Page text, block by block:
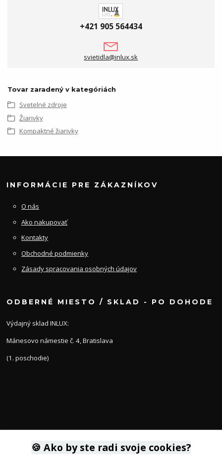
+421 905 564434
svietidla@inlux.sk
Tovar zaradený v kategóriách
Svetelné zdroje
Žiarivky
Kompaktné žiarivky
INFORMÁCIE PRE ZÁKAZNÍKOV
O nás
Ako nakupovať
Kontakty
Obchodné podmienky
Zásady spracovania osobných údajov
ODBERNÉ MIESTO / SKLAD - PO DOHODE
Výdajný sklad INLUX:
Mánesovo námestie č. 4, Bratislava
(1. poschodie)
KONTAKTY
🍪 Ako by ste radi svoje cookies?